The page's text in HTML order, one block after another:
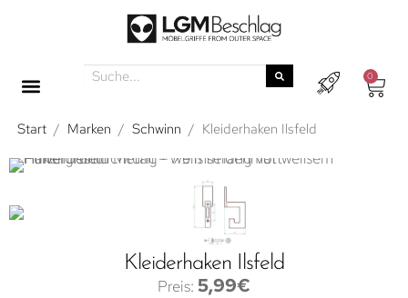
0
Start / Marken / Schwinn / Kleiderhaken Ilsfeld
Kleiderhaken Ilsfeld
5,99€